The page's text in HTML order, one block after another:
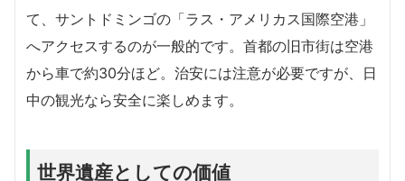
て、サントドミンゴの「ラス・アメリカス国際空港」
へアクセスするのが一般的です。首都の旧市街は空港
から車で約30分ほど。治安には注意が必要ですが、日
中の観光なら安全に楽しめます。
世界遺産としての価値